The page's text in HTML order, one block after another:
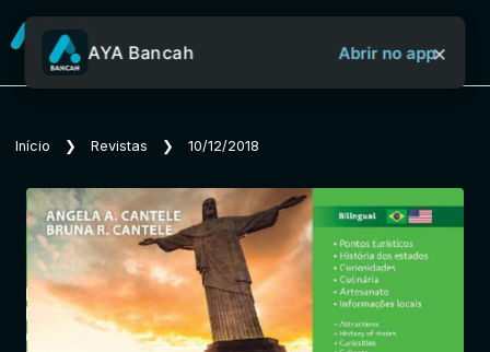
Sobre o Aya Bancah
Início
Revistas
AYA Bancah Abrir no app×
Início ❯ Revistas ❯ 10/12/2018